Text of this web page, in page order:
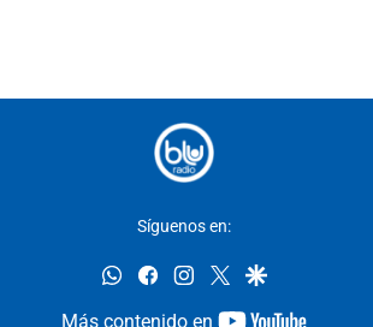
Síguenos en:
whatsappfacebookinstagram
twittergoogle
Más contenido en youtube-